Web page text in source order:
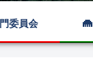
委員会